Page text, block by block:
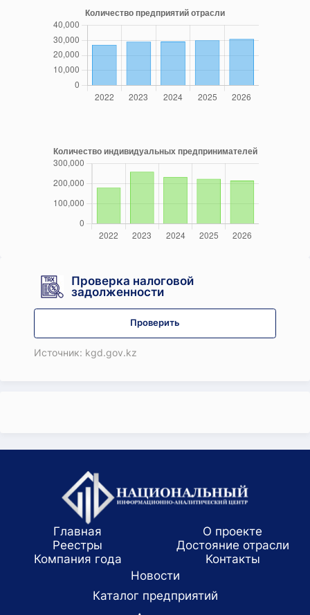
Проверка налоговой
задолженности
Проверить
Источник: kgd.gov.kz
Главная
О проекте
Реестры
Достояние отрасли
Компания года
Koнтaкты
Новости
Каталог предприятий